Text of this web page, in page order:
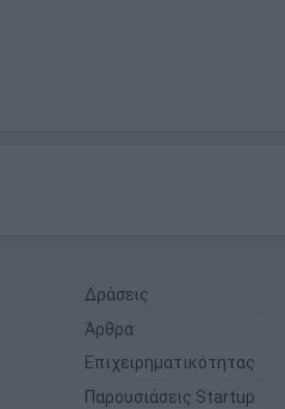
Δράσεις
Άρθρα
Επιχειρηματικότητας
Παρουσιάσεις Startup